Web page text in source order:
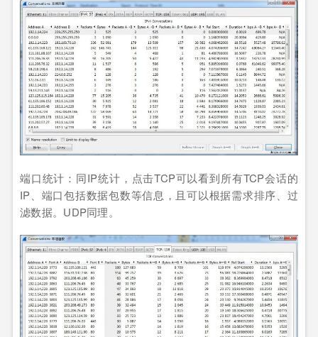
端口统计：同IP统计，点击TCP可以看到所有TCP会话的
IP、端口包括数据包数等信息，且可以根据需求排序、过
滤数据。UDP同理。